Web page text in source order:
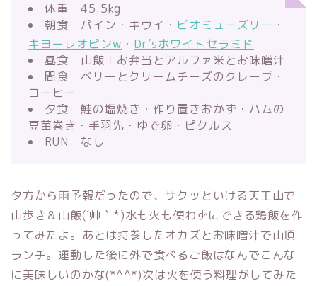
体重 45.5kg
朝食 パイン・キウイ・ ビオミューズリー ・
キヨーレオピンw ・ Dr’sホワイトセラミド
昼食 山飯！お弁当とアルファ米とお味噌汁
間食 ベリーとクリームチーズのクレープ・
コーヒー
夕食 鮭の塩焼き・作り置きおかず・ハムの
豆苗巻き・手羽先・ゆで卵・ピクルス
RUN なし
夕方から雨予報だったので、サクッといける天王山で
山歩き＆山飯(´艸｀*)水も火も使わずにできる鶏飯を作
ってみたよ。あとは持参したオカズとお味噌汁で山頂
ランチ。運動した後に外で食べるご飯はなんでこんな
に美味しいのかな(*^^*)次は火を使う料理がしてみた